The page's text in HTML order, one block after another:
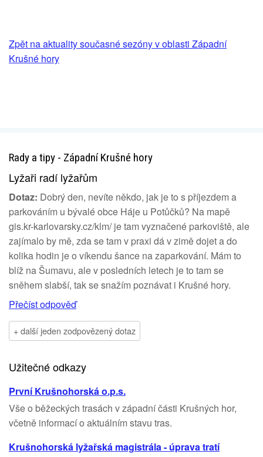
Zpět na aktuality současné sezóny v oblasti Západní
Krušné hory
Rady a tipy - Západní Krušné hory
Lyžaři radí lyžařům
Dotaz: Dobrý den, nevíte někdo, jak je to s příjezdem a
parkováním u bývalé obce Háje u Potůčků? Na mapě
gis.kr-karlovarsky.cz/klm/ je tam vyznačené parkoviště, ale
zajímalo by mě, zda se tam v praxi dá v zimě dojet a do
kolika hodin je o víkendu šance na zaparkování. Mám to
blíž na Šumavu, ale v posledních letech je to tam se
sněhem slabší, tak se snažím poznávat i Krušné hory.
Přečíst odpověď
+ další jeden zodpovězený dotaz
Užitečné odkazy
První Krušnohorská o.p.s.
Vše o běžeckých trasách v západní části Krušných hor,
včetně informací o aktuálním stavu tras.
Krušnohorská lyžařská magistrála - úprava tratí